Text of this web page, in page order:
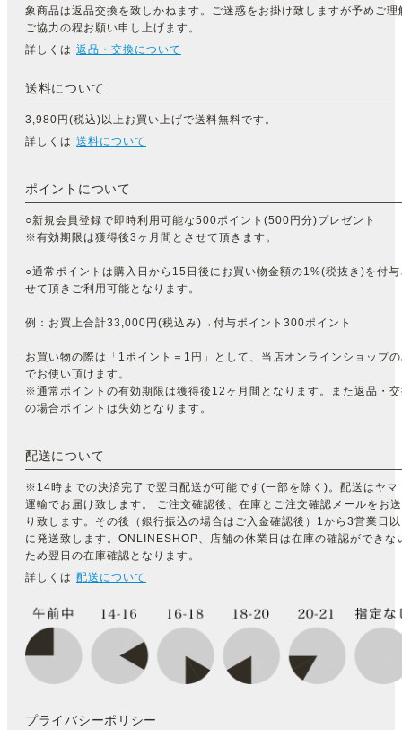
象商品は返品交換を致しかねます。ご迷惑をお掛け致しますが予めご理
ご協力の程お願い申し上げます。
詳しくは 返品・交換について
送料について
3,980円(税込)以上お買い上げで送料無料です。
詳しくは 送料について
ポイントについて
○新規会員登録で即時利用可能な500ポイント(500円分)プレゼント
※有効期限は獲得後3ヶ月間とさせて頂きます。
○通常ポイントは購入日から15日後にお買い物金額の1%(税抜き)を付
せて頂きご利用可能となります。
例：お買上合計33,000円(税込み)→付与ポイント300ポイント
お買い物の際は「1ポイント＝1円」として、当店オンラインショップ
でお使い頂けます。
※通常ポイントの有効期限は獲得後12ヶ月間となります。また返品・
の場合ポイントは失効となります。
配送について
※14時までの決済完了で翌日配送が可能です(一部を除く)。配送はヤマ
運輸でお届け致します。 ご注文確認後、在庫とご注文確認メールをお送
り致します。その後（銀行振込の場合はご入金確認後）1から3営業日
に発送致します。ONLINESHOP、店舗の休業日は在庫の確認ができな
ため翌日の在庫確認となります。
詳しくは 配送について
プライバシーポリシー